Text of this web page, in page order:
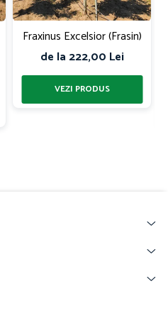
Fraxinus Excelsior (Frasin)
de la 222,00 Lei